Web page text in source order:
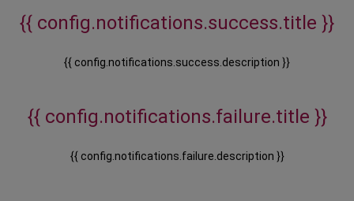
{{ config.notifications.success.title }}
{{ config.notifications.success.description }}
{{ config.notifications.failure.title }}
{{ config.notifications.failure.description }}